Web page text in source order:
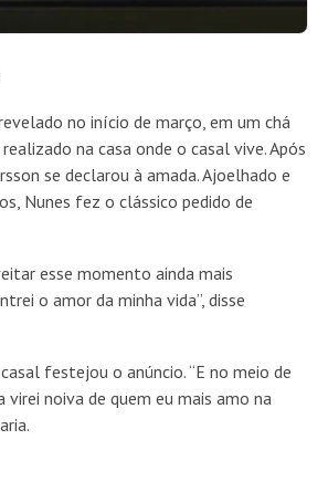
no início de março, em um chá
na casa onde o casal vive. Após
se declarou à amada. Ajoelhado e
Nunes fez o clássico pedido de
esse momento ainda mais
o amor da minha vida”, disse
festejou o anúncio. “E no meio de
virei noiva de quem eu mais amo na